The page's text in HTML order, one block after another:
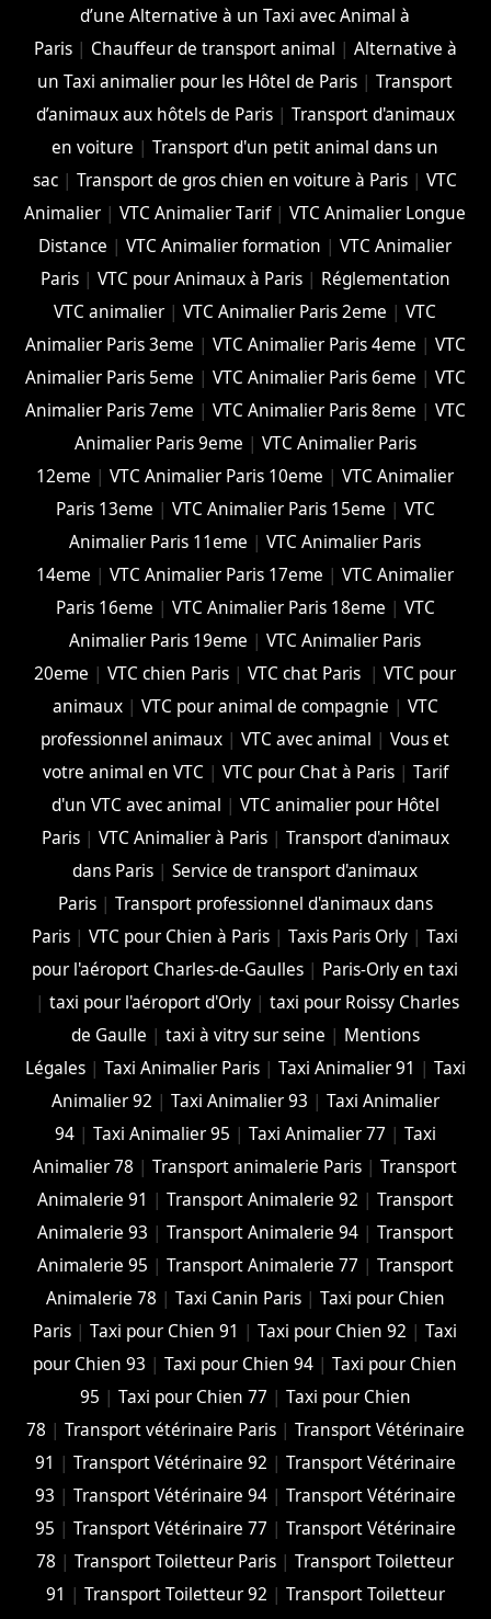
d’une Alternative à un Taxi avec Animal à
Paris| Chauffeur de transport animal | Alternative à
un Taxi animalier pour les Hôtel de Paris |Transport
d’animaux aux hôtels de Paris| Transport d'animaux
en voiture |Transport d'un petit animal dans un
sac |Transport de gros chien en voiture à Paris |VTC
Animalier |VTC Animalier Tarif|VTC Animalier Longue
Distance |VTC Animalier formation |VTC Animalier
Paris| VTC pour Animaux à Paris| Réglementation
VTC animalier |VTC Animalier Paris 2eme |VTC
Animalier Paris 3eme | VTC Animalier Paris 4eme | VTC
Animalier Paris 5eme | VTC Animalier Paris 6eme | VTC
Animalier Paris 7eme | VTC Animalier Paris 8eme | VTC
Animalier Paris 9eme | VTC Animalier Paris
12eme |VTC Animalier Paris 10eme |VTC Animalier
Paris 13eme | VTC Animalier Paris 15eme | VTC
Animalier Paris 11eme |VTC Animalier Paris
14eme |VTC Animalier Paris 17eme |VTC Animalier
Paris 16eme | VTC Animalier Paris 18eme | VTC
Animalier Paris 19eme |VTC Animalier Paris
20eme |VTC chien Paris |VTC chat Paris |VTC pour
animaux| VTC pour animal de compagnie | VTC
professionnel animaux |VTC avec animal |Vous et
votre animal en VTC | VTC pour Chat à Paris| Tarif
d'un VTC avec animal | VTC animalier pour Hôtel
Paris| VTC Animalier à Paris| Transport d'animaux
dans Paris |Service de transport d'animaux
Paris| Transport professionnel d'animaux dans
Paris |VTC pour Chien à Paris |Taxis Paris Orly |Taxi
pour l'aéroport Charles-de-Gaulles | Paris-Orly en taxi
|taxi pour l'aéroport d'Orly |taxi pour Roissy Charles
de Gaulle | taxi à vitry sur seine | Mentions
Légales| Taxi Animalier Paris| Taxi Animalier 91 | Taxi
Animalier 92 | Taxi Animalier 93 | Taxi Animalier
94| Taxi Animalier 95 | Taxi Animalier 77 | Taxi
Animalier 78 |Transport animalerie Paris |Transport
Animalerie 91 | Transport Animalerie 92 | Transport
Animalerie 93 | Transport Animalerie 94| Transport
Animalerie 95 | Transport Animalerie 77 | Transport
Animalerie 78 | Taxi Canin Paris| Taxi pour Chien
Paris |Taxi pour Chien 91 |Taxi pour Chien 92 |Taxi
pour Chien 93 |Taxi pour Chien 94 |Taxi pour Chien
95 | Taxi pour Chien 77 | Taxi pour Chien
78 | Transport vétérinaire Paris| Transport Vétérinaire
91 | Transport Vétérinaire 92 | Transport Vétérinaire
93 | Transport Vétérinaire 94| Transport Vétérinaire
95 | Transport Vétérinaire 77 | Transport Vétérinaire
78 |Transport Toiletteur Paris |Transport Toiletteur
91 | Transport Toiletteur 92 | Transport Toiletteur